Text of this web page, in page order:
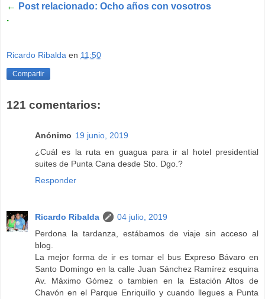
← Post relacionado: Ocho años con vosotros
.
Ricardo Ribalda en 11:50
Compartir
121 comentarios:
Anónimo 19 junio, 2019
¿Cuál es la ruta en guagua para ir al hotel presidential
suites de Punta Cana desde Sto. Dgo.?
Responder
Ricardo Ribalda
04 julio, 2019
Perdona la tardanza, estábamos de viaje sin acceso al
blog.
La mejor forma de ir es tomar el bus Expreso Bávaro en
Santo Domingo en la calle Juan Sánchez Ramírez esquina
Av. Máximo Gómez o tambien en la Estación Altos de
Chavón en el Parque Enriquillo y cuando llegues a Punta